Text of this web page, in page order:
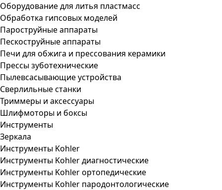
Оборудование для литья пластмасс
Обработка гипсовых моделей
Пароструйные аппараты
Пескоструйные аппараты
Печи для обжига и прессования керамики
Прессы зуботехнические
Пылевсасывающие устройства
Сверлильные станки
Триммеры и аксессуары
Шлифмоторы и боксы
Инструменты
Зеркала
Инструменты Kohler
Инструменты Kohler диагностические
Инструменты Kohler ортопедические
Инструменты Kohler пародонтологические